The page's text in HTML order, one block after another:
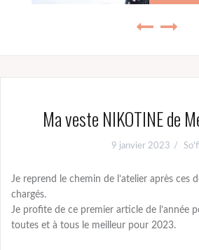
Ma veste NIKOTINE de
9 janvier 2023
Je reprend le chemin de l’atelier après ces
chargés.
Je profite de ce premier article de l’année
toutes et à tous le meilleur pour 2023.